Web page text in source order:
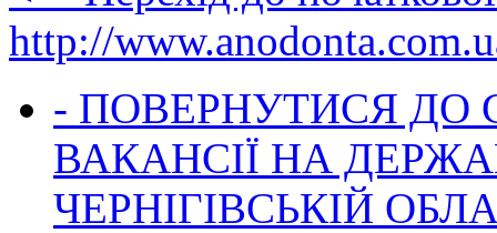
http://
- ПОВЕРНУТИСЯ ДО
ВАКАНСІЇ НА
ЧЕРНІГІВСЬКІЙ